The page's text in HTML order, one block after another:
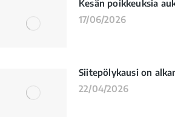
Kesän poikkeuksia
17/06/2026
Siitepölykausi on
22/04/2026